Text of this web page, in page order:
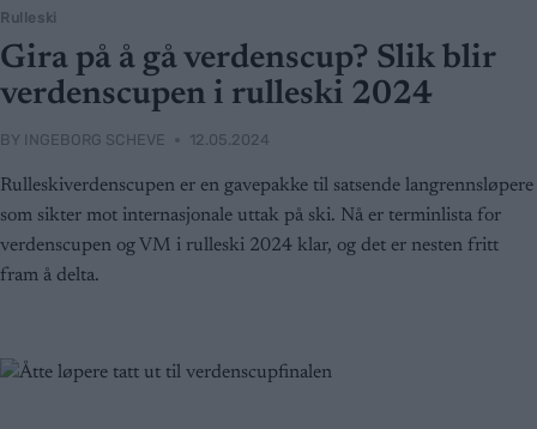
Rulleski
Gira på å gå verdenscup? Slik blir
verdenscupen i rulleski 2024
BY INGEBORG SCHEVE 12.05.2024
Rulleskiverdenscupen er en gavepakke til satsende langrennsløpere
som sikter mot internasjonale uttak på ski. Nå er terminlista for
verdenscupen og VM i rulleski 2024 klar, og det er nesten fritt
fram å delta.